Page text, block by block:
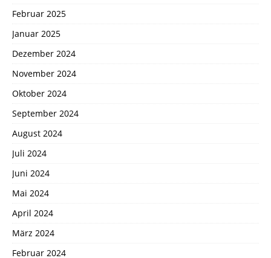
Februar 2025
Januar 2025
Dezember 2024
November 2024
Oktober 2024
September 2024
August 2024
Juli 2024
Juni 2024
Mai 2024
April 2024
März 2024
Februar 2024